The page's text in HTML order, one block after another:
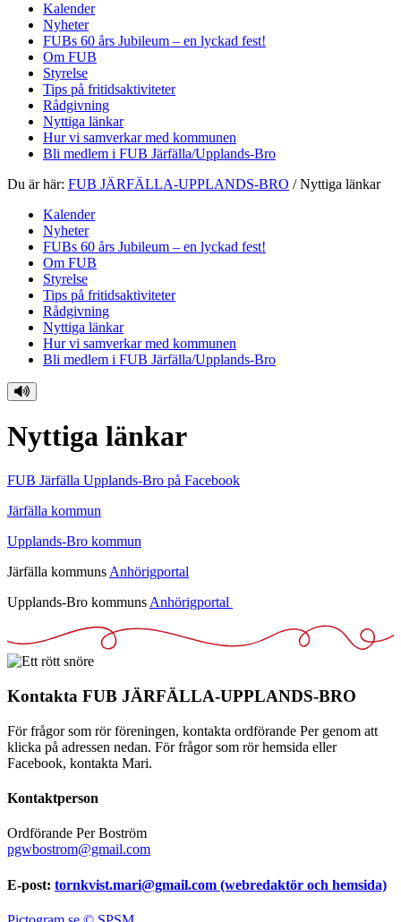
Kalender
Nyheter
FUBs 60 års Jubileum – en lyckad fest!
Om FUB
Styrelse
Tips på fritidsaktiviteter
Rådgivning
Nyttiga länkar
Hur vi samverkar med kommunen
Bli medlem i FUB Järfälla/Upplands-Bro
Du är här: FUB JÄRFÄLLA-UPPLANDS-BRO /Nyttiga länkar
Kalender
Nyheter
FUBs 60 års Jubileum – en lyckad fest!
Om FUB
Styrelse
Tips på fritidsaktiviteter
Rådgivning
Nyttiga länkar
Hur vi samverkar med kommunen
Bli medlem i FUB Järfälla/Upplands-Bro
Nyttiga länkar
FUB Järfälla Upplands-Bro på Facebook
Järfälla kommun
Upplands-Bro kommun
Järfälla kommuns Anhörigportal
Upplands-Bro kommuns Anhörigportal
Kontakta FUB JÄRFÄLLA-UPPLANDS-BRO
För frågor som rör föreningen, kontakta ordförande Per genom att
klicka på adressen nedan. För frågor som rör hemsida eller
Facebook, kontakta Mari.
Kontaktperson
Ordförande Per Boström
pgwbostrom@gmail.com
E-post: tornkvist.mari@gmail.com (webredaktör och hemsida)